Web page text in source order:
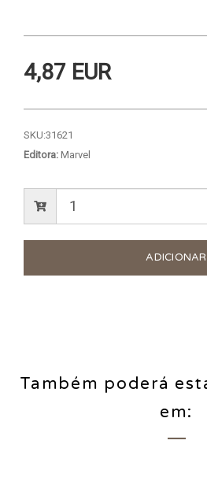
4,87 EUR
SKU:31621
Editora: Marvel
Também poderá
em: